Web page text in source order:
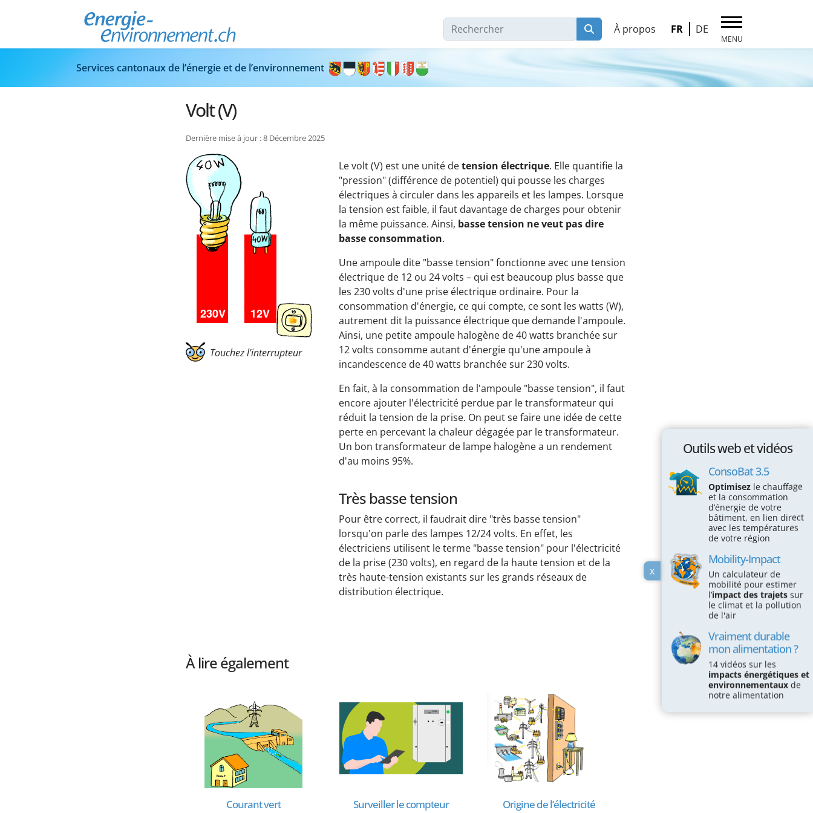
Rechercher À propos Sélectionnez votre langue
FR DE
Pages thématiques
Électronique & Électroménager
Biodiversité & Jardin
Mobilité
Nettoyage & Recyclage des déchets
Passez à l'action !
Économiser l’électricité
Économiser le chauffage
Économiser l’eau
Protéger la Biodiversité
Espace éducatif
Coin des écoles
Maison des écogestes
Mobility-Impact
Vraiment durable mon alimentation?
Services cantonaux de l’énergie et de l’environnement
Volt (V)
Dernière mise à jour : 8 Décembre 2025
Touchez l'interrupteur
Le volt (V) est une unité detension électrique. Elle quantifie la
"pression" (différence de potentiel) qui pousse les charges
électriques à circuler dans les appareils et les lampes. Lorsque
la tension est faible, il faut davantage de charges pour obtenir
la même puissance. Ainsi, basse tension ne veut pas dire
basse consommation.
Une ampoule dite "basse tension" fonctionne avec une tension
électrique de 12 ou 24 volts – qui est beaucoup plus basse que
les 230 volts d'une prise électrique ordinaire. Pour la
consommation d'énergie, ce qui compte, ce sont les watts (W),
autrement dit la puissance électrique que demande l'ampoule.
Ainsi, une petite ampoule halogène de 40 watts branchée sur
12 volts consomme autant d'énergie qu'une ampoule à
incandescence de 40 watts branchée sur 230 volts.
En fait, à la consommation de l'ampoule "basse tension", il faut
encore ajouter l'électricité perdue par le transformateur qui
réduit la tension de la prise. On peut se faire une idée de cette
perte en percevant la chaleur dégagée par le transformateur.
Un bon transformateur de lampe halogène a un rendement
d'au moins 95%.
Très basse tension
Pour être correct, il faudrait dire "très basse tension"
lorsqu'on parle des lampes 12/24 volts. En effet, les
électriciens utilisent le terme "basse tension" pour l'électricité
de la prise (230 volts), en regard de la haute tension et de la
très haute-tension existants sur les grands réseaux de
distribution électrique.
À lire également
Courant vert
Surveiller le compteur
Origine de l’électricité
x
Outils web et vidéos
ConsoBat 3.5
Optimisez le chauffage
et la consommation
d’énergie de votre
bâtiment, en lien direct
avec les températures
de votre région
Mobility-Impact
Un calculateur de
mobilité pour estimer
l’impact des trajets sur
le climat et la pollution
de l'air
Vraiment durable
mon alimentation ?
14 vidéos sur les
impacts énergétiques et
environnementaux de
notre alimentation